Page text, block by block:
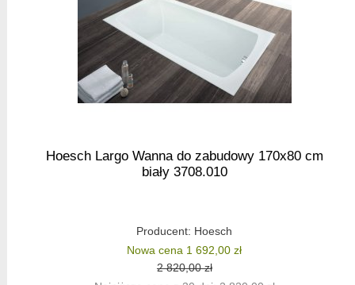
Hoesch Largo Wanna do zabudowy 170x80 cm
biały 3708.010
Producent: Hoesch
Nowa cena 1 692,00 zł
2 820,00 zł